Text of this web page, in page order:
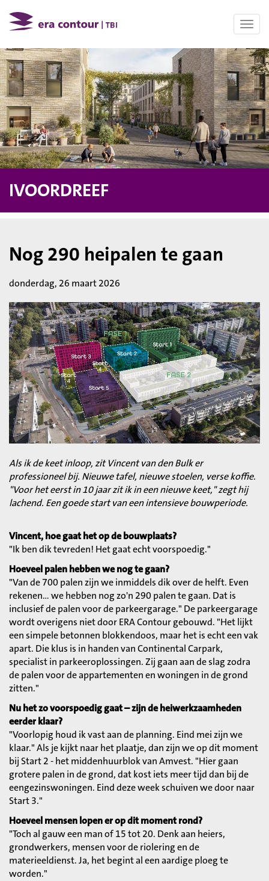
IVOORDREEF
Nog 290 heipalen te gaan
donderdag, 26 maart 2026
Als ik de keet inloop, zit Vincent van den Bulk er
professioneel bij. Nieuwe tafel, nieuwe stoelen, verse koffie.
"Voor het eerst in 10 jaar zit ik in een nieuwe keet," zegt hij
lachend. Een goede start van een intensieve bouwperiode.
Vincent, hoe gaat het op de bouwplaats?
"Ik ben dik tevreden! Het gaat echt voorspoedig."
Hoeveel palen hebben we nog te gaan?
"Van de 700 palen zijn we inmiddels dik over de helft. Even
rekenen… we hebben nog zo'n 290 palen te gaan. Dat is
inclusief de palen voor de parkeergarage." De parkeergarage
wordt overigens niet door ERA Contour gebouwd. "Het lijkt
een simpele betonnen blokkendoos, maar het is echt een vak
apart. Die klus is in handen van Continental Carpark,
specialist in parkeeroplossingen. Zij gaan aan de slag zodra
de palen voor de appartementen en woningen in de grond
zitten."
Nu het zo voorspoedig gaat – zijn de heiwerkzaamheden
eerder klaar?
"Voorlopig houd ik vast aan de planning. Eind mei zijn we
klaar." Als je kijkt naar het plaatje, dan zijn we op dit moment
bij Start 2 - het middenhuurblok van Amvest. "Hier gaan
grotere palen in de grond, dat kost iets meer tijd dan bij de
eengezinswoningen. Eind deze week schuiven we door naar
Start 3."
Hoeveel mensen lopen er op dit moment rond?
"Toch al gauw een man of 15 tot 20. Denk aan heiers,
grondwerkers, mensen voor de riolering en de
materieeldienst. Ja, het begint al een aardige ploeg te
worden."